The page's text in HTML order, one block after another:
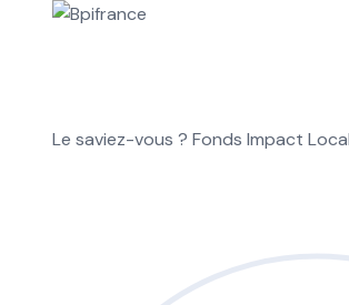
Le saviez-vous ? Fonds Impact